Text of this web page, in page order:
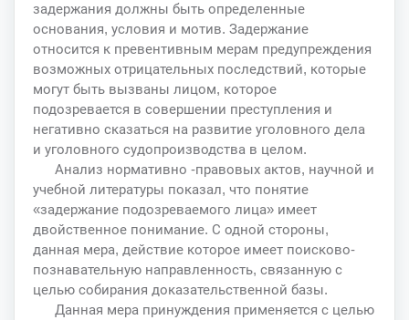
задержания должны быть определенные
основания, условия и мотив. Задержание
относится к превентивным мерам предупреждения
возможных отрицательных последствий, которые
могут быть вызваны лицом, которое
подозревается в совершении преступления и
негативно сказаться на развитие уголовного дела
и уголовного судопроизводства в целом.
Анализ нормативно -правовых актов, научной и
учебной литературы показал, что понятие
«задержание подозреваемого лица» имеет
двойственное понимание. С одной стороны,
данная мера, действие которое имеет поисково-
познавательную направленность, связанную с
целью собирания доказательственной базы.
Данная мера принуждения применяется с целью